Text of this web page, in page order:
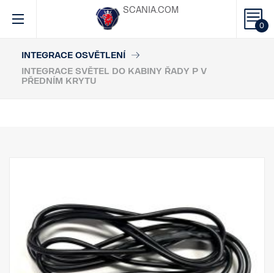
0
SCANIA.COM
INTEGRACE OSVĚTLENÍ
INTEGRACE SVĚTEL DO KABINY ŘADY P V
PŘEDNÍM KRYTU